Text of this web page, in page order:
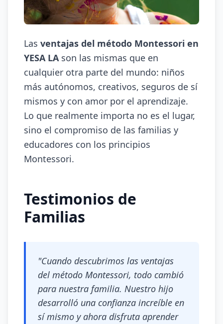
Las ventajas del método Montessori en
YESA LAson las mismas que en
cualquier otra parte del mundo: niños
más autónomos, creativos, seguros de sí
mismos y con amor por el aprendizaje.
Lo que realmente importa no es el lugar,
sino el compromiso de las familias y
educadores con los principios
Montessori.
Testimonios de
Familias
"Cuando descubrimos las ventajas
del método Montessori, todo cambió
para nuestra familia. Nuestro hijo
desarrolló una confianza increíble en
sí mismo y ahora disfruta aprender